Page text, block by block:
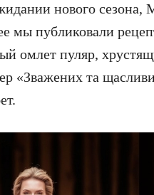
нового сезона,
мы публиковали
омлет пуляр,
«Зважених та